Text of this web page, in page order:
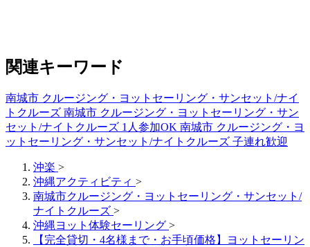
関連キーワード
南城市 クルージング・ヨットセーリング・サンセット/ナイ
トクルーズ 南城市 クルージング・ヨットセーリング・サン
セット/ナイトクルーズ 1人参加OK 南城市 クルージング・ヨ
ットセーリング・サンセット/ナイトクルーズ 子連れ歓迎
沖楽 >
沖縄アクティビティ >
南城市クルージング・ヨットセーリング・サンセット/
ナイトクルーズ >
沖縄ヨット体験セーリング >
【完全貸切・4名様まで・お手頃価格】ヨットセーリン